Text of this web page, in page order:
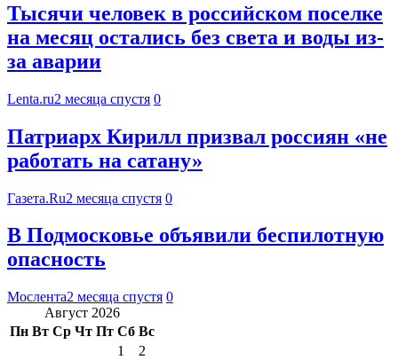
Тысячи человек в российском поселке
на месяц остались без света и воды из-
за аварии
Lenta.ru2 месяца спустя 0
Патриарх Кирилл призвал россиян «не
работать на сатану»
Газета.Ru2 месяца спустя 0
В Подмосковье объявили беспилотную
опасность
Мослента2 месяца спустя 0
Август 2026
Пн Вт Ср Чт Пт Сб Вс
1
2